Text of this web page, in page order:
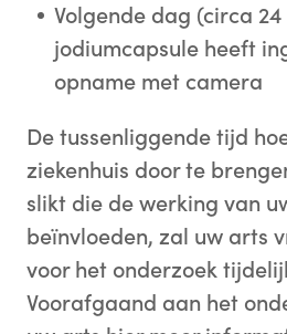
Volgende dag (circa
jodiumcapsule heeft
opname met camera
De tussenliggende tijd
ziekenhuis door te
slikt die de werking van
beïnvloeden, zal uw arts
voor het onderzoek
Voorafgaand aan het